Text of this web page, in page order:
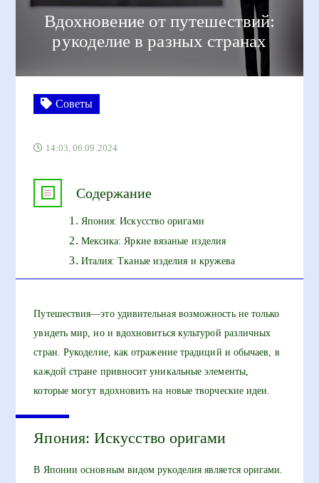
Вдохновение от путешествий:
рукоделие в разных странах
Советы
14:03, 06.09.2024
Содержание
Япония: Искусство оригами
Мексика: Яркие вязаные изделия
Италия: Тканые изделия и кружева
Путешествия—это удивительная возможность не только
увидеть мир, но и вдохновиться культурой различных
стран. Рукоделие, как отражение традиций и обычаев, в
каждой стране привносит уникальные элементы,
которые могут вдохновить на новые творческие идеи.
Япония: Искусство оригами
В Японии основным видом рукоделия является оригами.